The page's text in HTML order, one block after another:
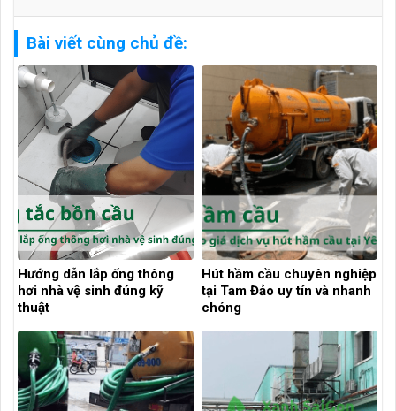
Bài viết cùng chủ đề:
Hướng dẫn lắp ống thông
hơi nhà vệ sinh đúng kỹ
thuật
Hút hầm cầu chuyên nghiệp
tại Tam Đảo uy tín và nhanh
chóng